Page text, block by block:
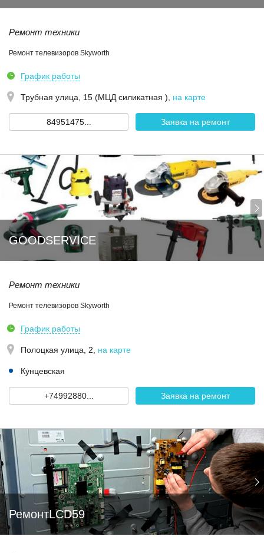
Ремонт техники
Ремонт телевизоров Skyworth
График работы
Трубная улица, 15 (МЦД силикатная ) на карте
84951475... Заявка на ремонт
GOODSERVICE
Ремонт техники
Ремонт телевизоров Skyworth
График работы
Полоцкая улица, 2 на карте
Кунцевская
+74992880... Заявка на ремонт
РемонтLCD59